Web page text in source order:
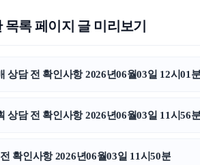
록 페이지 글 미리보기
상담 전 확인사항 2026년06월03일 12시01
상담 전 확인사항 2026년06월03일 11시56
확인사항 2026년06월03일 11시50분